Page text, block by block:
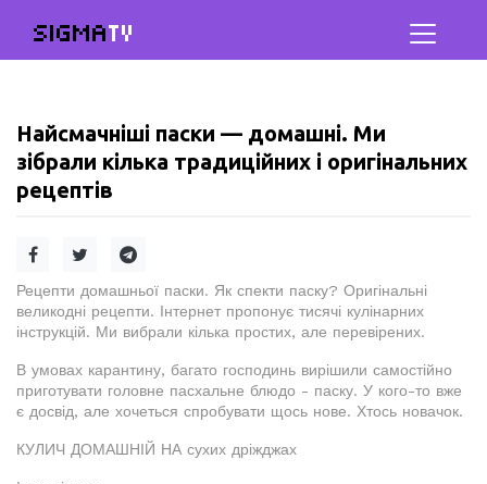
SIGMATV
Найсмачніші паски — домашні. Ми
зібрали кілька традиційних і оригінальних
рецептів
Рецепти домашньої паски. Як спекти паску? Оригінальні
великодні рецепти. Інтернет пропонує тисячі кулінарних
інструкцій. Ми вибрали кілька простих, але перевірених.
В умовах карантину, багато господинь вирішили самостійно
приготувати головне пасхальне блюдо - паску. У кого-то вже
є досвід, але хочеться спробувати щось нове. Хтось новачок.
КУЛИЧ ДОМАШНІЙ НА сухих дріжджах